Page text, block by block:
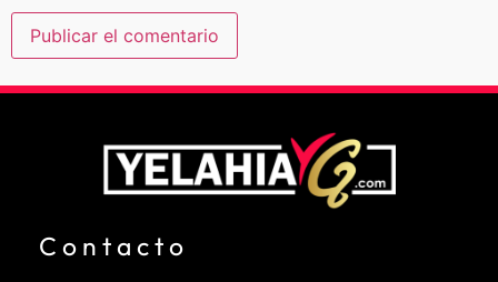
Contacto